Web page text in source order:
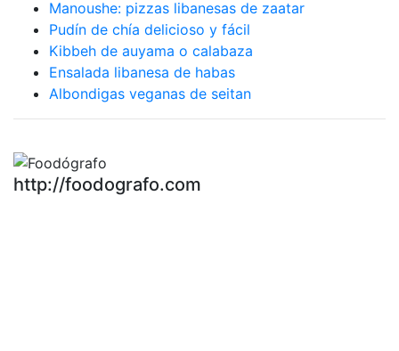
Manoushe: pizzas libanesas de zaatar
Pudín de chía delicioso y fácil
Kibbeh de auyama o calabaza
Ensalada libanesa de habas
Albondigas veganas de seitan
http://foodografo.com